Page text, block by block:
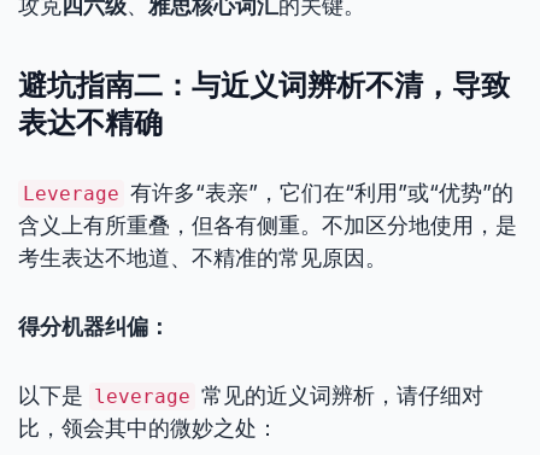
攻克四六级、 雅思核心词汇的关键。
避坑指南二：与近义词辨析不清，导致
表达不精确
Leverage 有许多“表亲”，它们在“利用”或“优势”的
含义上有所重叠，但各有侧重。不加区分地使用，是
考生表达不地道、不精准的常见原因。
得分机器纠偏：
以下是 leverage 常见的近义词辨析，请仔细对
比，领会其中的微妙之处：